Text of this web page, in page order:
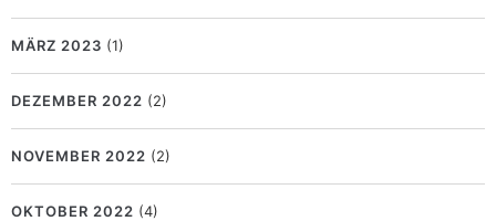
MÄRZ 2023 (1)
DEZEMBER 2022 (2)
NOVEMBER 2022 (2)
OKTOBER 2022 (4)